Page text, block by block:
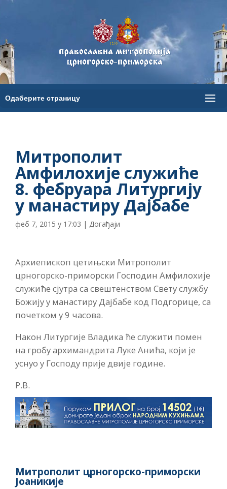
Митрополит
Амфилохије служиће
8. фебруара Литургију
у манастиру Дајбабе
феб 7, 2015 у 17:03 | Догађаји
Архиепископ цетињски Митрополит
црногорско-приморски Господин Амфилохије
служиће сјутра са свештенством Свету службу
Божију у манастиру Дајбабе код Подгорице, са
почетком у 9 часова.
Након Литургије Владика ће служити помен
на гробу архимандрита Луке Анића, који је
уснуо у Господу прије двије године.
Р.В.
Митрополит црногорско-приморски
Јоаникије